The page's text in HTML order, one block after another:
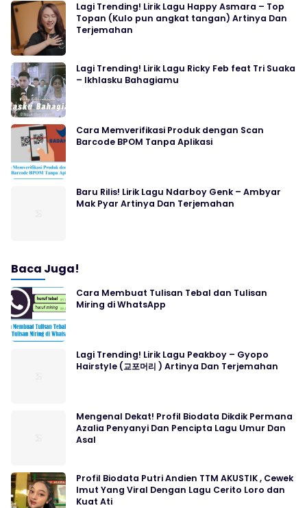
Lagi Trending! Lirik Lagu Happy Asmara – Top
Topan (Kulo pun angkat tangan) Artinya Dan
Terjemahan
Lagi Trending! Lirik Lagu Ricky Feb feat Tri Suaka
– Ikhlasku Bahagiamu
Cara Memverifikasi Produk dengan Scan
Barcode BPOM Tanpa Aplikasi
Baru Rilis! Lirik Lagu Ndarboy Genk – Ambyar
Mak Pyar Artinya Dan Terjemahan
Baca Juga!
Cara Membuat Tulisan Tebal dan Tulisan
Miring di WhatsApp
Lagi Trending! Lirik Lagu Peakboy – Gyopo
Hairstyle (교포머리 ) Artinya Dan Terjemahan
Mengenal Dekat! Profil Biodata Dikdik Permana
Azalia Penyanyi Dan Pencipta Lagu Umur Dan
Asal
Profil Biodata Putri Andien TTM AKUSTIK , Cewek
Imut Yang Viral Dengan Lagu Cerito Loro dan
Kuat Ati